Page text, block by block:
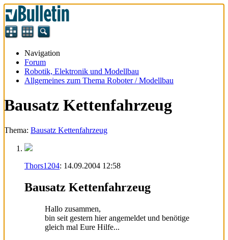
Navigation
Forum
Robotik, Elektronik und Modellbau
Allgemeines zum Thema Roboter / Modellbau
Bausatz Kettenfahrzeug
Thema: Bausatz Kettenfahrzeug
Thors1204: 14.09.2004 12:58
Bausatz Kettenfahrzeug
Hallo zusammen,
bin seit gestern hier angemeldet und benötige
gleich mal Eure Hilfe...